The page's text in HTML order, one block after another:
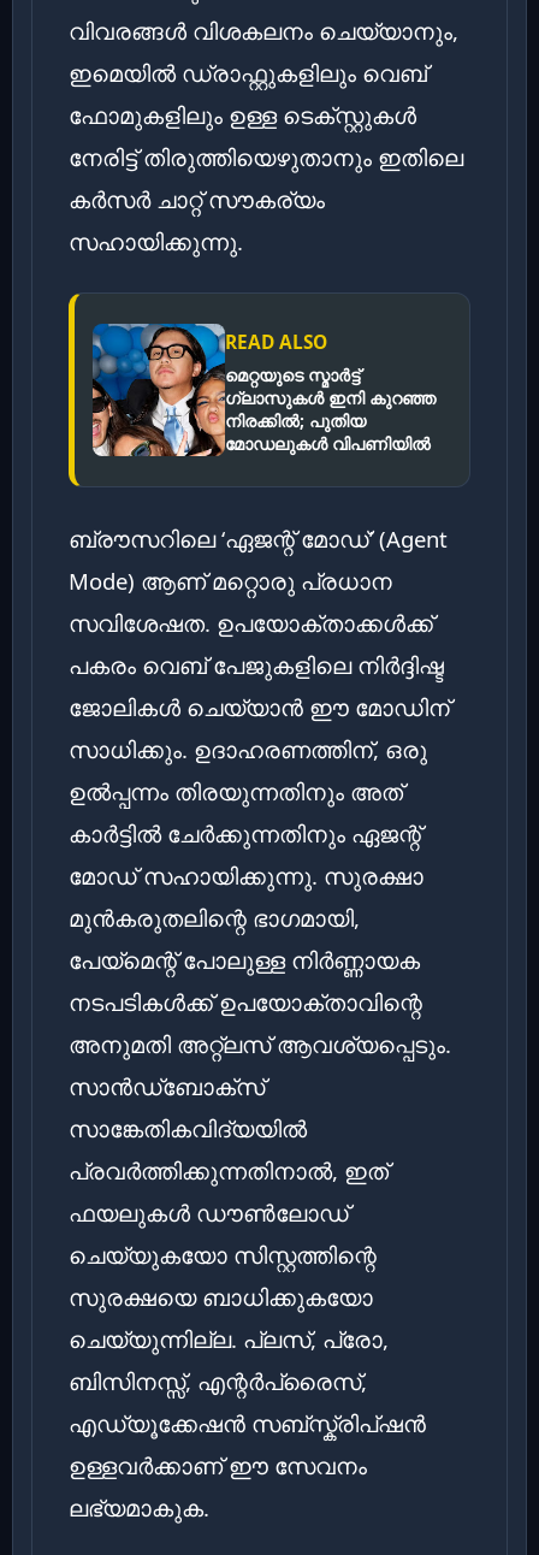
വിവരങ്ങൾ വിശകലനം ചെയ്യാനും,
ഇമെയിൽ ഡ്രാഫ്റ്റുകളിലും വെബ്
ഫോമുകളിലും ഉള്ള ടെക്സ്റ്റുകൾ
നേരിട്ട് തിരുത്തിയെഴുതാനും ഇതിലെ
കർസർ ചാറ്റ് സൗകര്യം
സഹായിക്കുന്നു.
READ ALSO
മെറ്റയുടെ സ്മാർട്ട്
ഗ്ലാസുകൾ ഇനി കുറഞ്ഞ
നിരക്കിൽ; പുതിയ
മോഡലുകൾ വിപണിയിൽ
ബ്രൗസറിലെ ‘ഏജന്റ് മോഡ്’ (Agent
Mode) ആണ് മറ്റൊരു പ്രധാന
സവിശേഷത. ഉപയോക്താക്കൾക്ക്
പകരം വെബ് പേജുകളിലെ നിർദ്ദിഷ്ട
ജോലികൾ ചെയ്യാൻ ഈ മോഡിന്
സാധിക്കും. ഉദാഹരണത്തിന്, ഒരു
ഉൽപ്പന്നം തിരയുന്നതിനും അത്
കാർട്ടിൽ ചേർക്കുന്നതിനും ഏജന്റ്
മോഡ് സഹായിക്കുന്നു. സുരക്ഷാ
മുൻകരുതലിന്റെ ഭാഗമായി,
പേയ്‌മെന്റ് പോലുള്ള നിർണ്ണായക
നടപടികൾക്ക് ഉപയോക്താവിന്റെ
അനുമതി അറ്റ്‌ലസ് ആവശ്യപ്പെടും.
സാൻഡ്‌ബോക്സ്
സാങ്കേതികവിദ്യയിൽ
പ്രവർത്തിക്കുന്നതിനാൽ, ഇത്
ഫയലുകൾ ഡൗൺലോഡ്
ചെയ്യുകയോ സിസ്റ്റത്തിന്റെ
സുരക്ഷയെ ബാധിക്കുകയോ
ചെയ്യുന്നില്ല. പ്ലസ്, പ്രോ,
ബിസിനസ്സ്, എന്റർപ്രൈസ്,
എഡ്യൂക്കേഷൻ സബ്സ്ക്രിപ്ഷൻ
ഉള്ളവർക്കാണ് ഈ സേവനം
ലഭ്യമാകുക.